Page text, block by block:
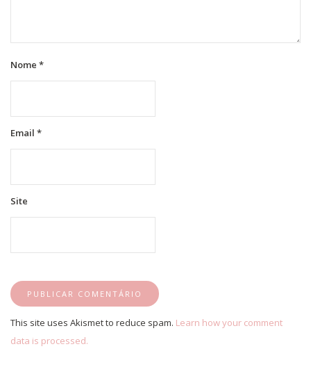
Nome *
Email *
Site
This site uses Akismet to reduce spam. Learn how your comment
data is processed.